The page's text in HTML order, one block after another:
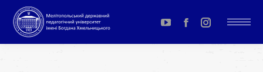
YouTube
page
Facebook
page
Instagram
page